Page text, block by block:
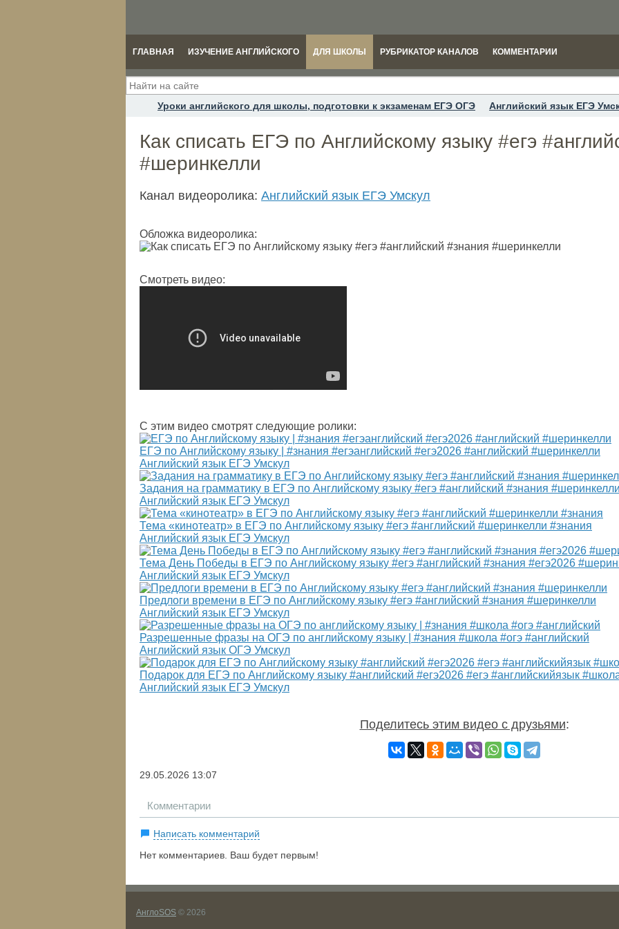
ГЛАВНАЯ ИЗУЧЕНИЕ АНГЛИЙСКОГО ДЛЯ ШКОЛЫ РУБРИКАТОР КАНАЛОВ КОММЕНТАРИИ
Уроки английского для школы, подготовки к экзаменам ЕГЭ ОГЭ Английский язык ЕГЭ
Как списать ЕГЭ по Английскому языку #егэ
#шеринкелли
Канал видеоролика: Английский язык ЕГЭ Умскул
Обложка видеоролика:
Смотреть видео:
С этим видео смотрят следующие ролики:
ЕГЭ по Английскому языку | #знания #егэанглийский #егэ2026 #английский #шеринкелли
Английский язык ЕГЭ Умскул
Задания на грамматику в ЕГЭ по Английскому языку #егэ #английский #знания #шеринкелли
Английский язык ЕГЭ Умскул
Тема «кинотеатр» в ЕГЭ по Английскому языку #егэ #английский #шеринкелли #знания
Английский язык ЕГЭ Умскул
Тема День Победы в ЕГЭ по Английскому языку #егэ #английский #знания #егэ2026
Английский язык ЕГЭ Умскул
Предлоги времени в ЕГЭ по Английскому языку #егэ #английский #знания #шеринкелли
Английский язык ЕГЭ Умскул
Разрешенные фразы на ОГЭ по английскому языку | #знания #школа #огэ #английский
Английский язык ОГЭ Умскул
Подарок для ЕГЭ по Английскому языку #английский #егэ2026 #егэ #английскийязык
Английский язык ЕГЭ Умскул
Поделитесь этим видео с друзьями:
29.05.2026 13:07
Комментарии
Написать комментарий
Нет комментариев. Ваш будет первым!
АнглоSOS © 2026